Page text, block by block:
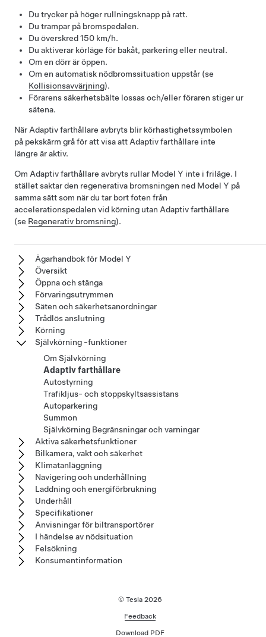
Du trycker på höger rullningsknapp på ratt.
Du trampar på bromspedalen.
Du överskred150 km/h.
Du aktiverar körläge för bakåt, parkering eller neutral.
Om en dörr är öppen.
Om en automatisk nödbromssituation uppstår (se
Kollisionsavvärjning).
Förarens säkerhetsbälte lossas och/eller föraren stiger ur
sätena.
När Adaptiv farthållare avbryts blir körhastighetssymbolen
på pekskärm grå för att visa att Adaptiv farthållare inte
längre är aktiv.
Om Adaptiv farthållare avbryts rullar Model Y inte i friläge. I
stället saktar den regenerativa bromsningen ned Model Y på
samma sätt som när du tar bort foten från
accelerationspedalen vid körning utan Adaptiv farthållare
(se Regenerativ bromsning).
Ägarhandbok för Model Y
Översikt
Öppna och stänga
Förvaringsutrymmen
Säten och säkerhetsanordningar
Trådlös anslutning
Körning
Självkörning -funktioner
Om Självkörning
Adaptiv farthållare
Autostyrning
Trafikljus- och stoppskyltsassistans
Autoparkering
Summon
Självkörning Begränsningar och varningar
Aktiva säkerhetsfunktioner
Bilkamera, vakt och säkerhet
Klimatanläggning
Navigering och underhållning
Laddning och energiförbrukning
Underhåll
Specifikationer
Anvisningar för biltransportörer
I händelse av nödsituation
Felsökning
Konsumentinformation
© Tesla 2026
Feedback
Download PDF